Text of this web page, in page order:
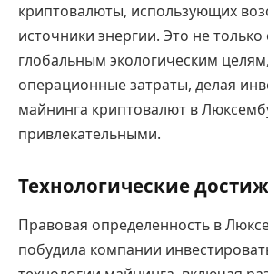
криптовалюты, использующих
источники энергии. Это не только
глобальным экологическим
операционные затраты, делая
майнинга криптовалют в
привлекательными.
Технологические
Правовая определенность в
побудила компании